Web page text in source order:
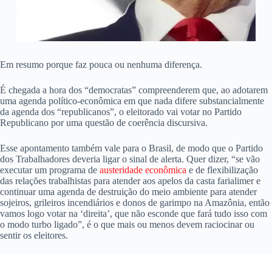
Em resumo porque faz pouca ou nenhuma diferença.
É chegada a hora dos “democratas” compreenderem que, ao adotarem
uma agenda político-econômica em que nada difere substancialmente
da agenda dos “republicanos”, o eleitorado vai votar no Partido
Republicano por uma questão de coerência discursiva.
Esse apontamento também vale para o Brasil, de modo que o Partido
dos Trabalhadores deveria ligar o sinal de alerta. Quer dizer, “se vão
executar um programa de austeridade econômica e de flexibilização
das relações trabalhistas para atender aos apelos da casta farialimer e
continuar uma agenda de destruição do meio ambiente para atender
sojeiros, grileiros incendiários e donos de garimpo na Amazônia, então
vamos logo votar na ‘direita’, que não esconde que fará tudo isso com
o modo turbo ligado”, é o que mais ou menos devem raciocinar ou
sentir os eleitores.